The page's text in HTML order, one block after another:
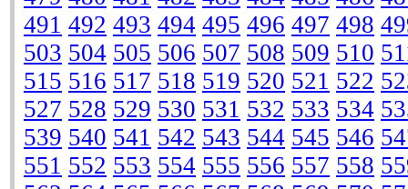
491 492 493 494 495 496 497 498
503 504 505 506 507 508 509 510
515 516 517 518 519 520 521 522
527 528 529 530 531 532 533 534
539 540 541 542 543 544 545 546
551 552 553 554 555 556 557 558